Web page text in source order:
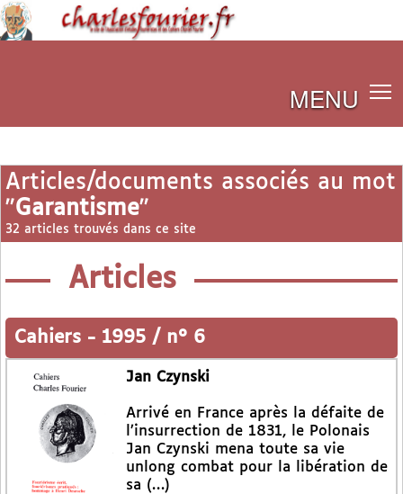
MENU
Articles/documents associés au mot
"Garantisme"
32 articles trouvés dans ce site
Articles
Cahiers - 1995 / n° 6
Jan Czynski
Arrivé en France après la défaite de
l’insurrection de 1831, le Polonais
Jan Czynski mena toute sa vie
unlong combat pour la libération de
sa (…)